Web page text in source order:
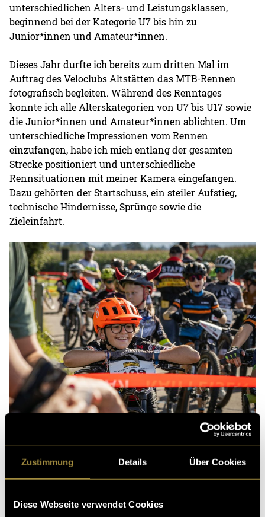
Zustimmung Details Über Cookies
Diese Webseite verwendet Cookies
unterschiedlichen Alters- und Leistungsklassen,
beginnend bei der Kategorie U7 bis hin zu
Junior*innen und Amateur*innen.
Dieses Jahr durfte ich bereits zum dritten Mal im
Auftrag des Veloclubs Altstätten das MTB-Rennen
fotografisch begleiten. Während des Renntages
konnte ich alle Alterskategorien von U7 bis U17 sowie
die Junior*innen und Amateur*innen ablichten. Um
unterschiedliche Impressionen vom Rennen
einzufangen, habe ich mich entlang der gesamten
Strecke positioniert und unterschiedliche
Rennsituationen mit meiner Kamera eingefangen.
Dazu gehörten der Startschuss, ein steiler Aufstieg,
technische Hindernisse, Sprünge sowie die
Zieleinfahrt.
(vha)